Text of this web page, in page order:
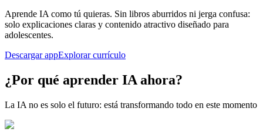
Aprende IA como tú quieras. Sin libros aburridos ni jerga confusa:
solo explicaciones claras y contenido atractivo diseñado para
adolescentes.
Descargar appExplorar currículo
¿Por qué aprender IA ahora?
La IA no es solo el futuro: está transformando todo en este momento